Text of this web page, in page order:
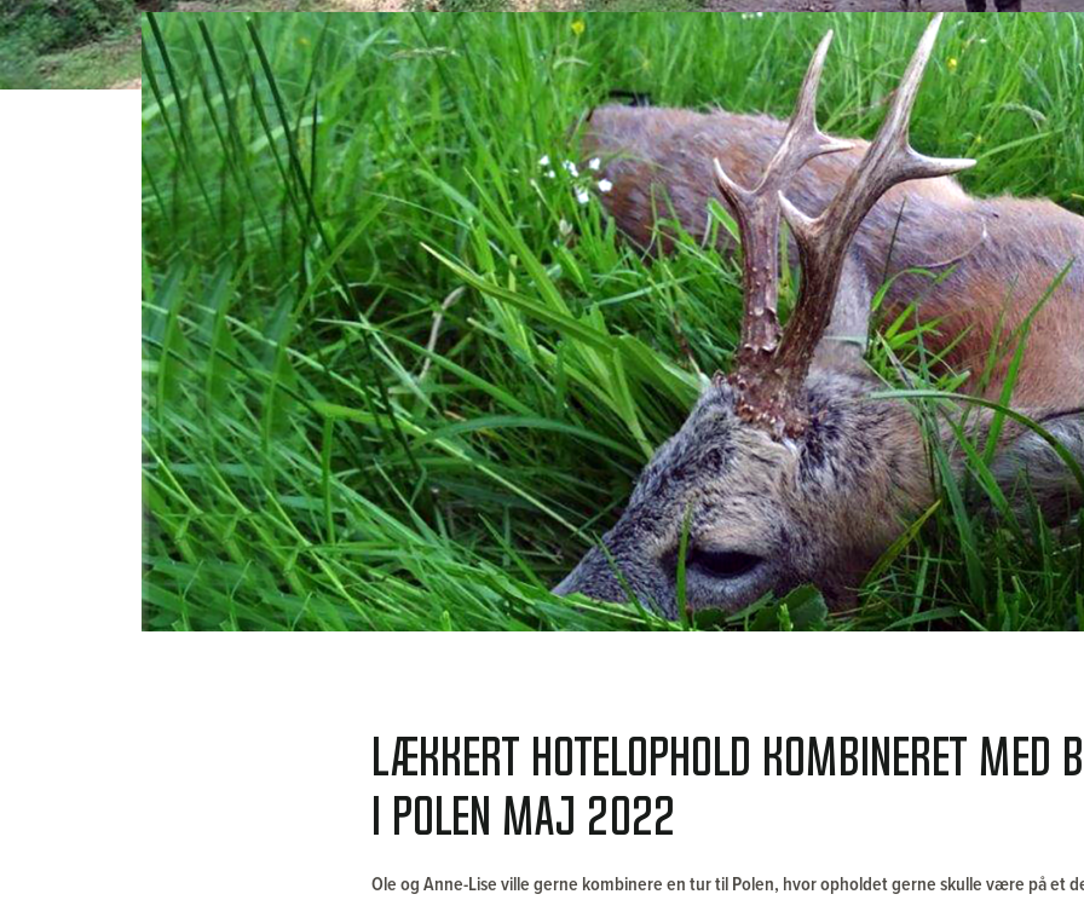
Lækkert hotelophold kombineret med
i Polen maj 2022
Ole og Anne-Lise ville gerne kombinere en tur til Polen, hvor opholdet gerne skulle være på et